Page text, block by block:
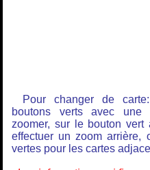
Pour changer de
boutons verts avec une
zoomer, sur le bouton vert
effectuer un zoom arrière,
vertes pour les cartes